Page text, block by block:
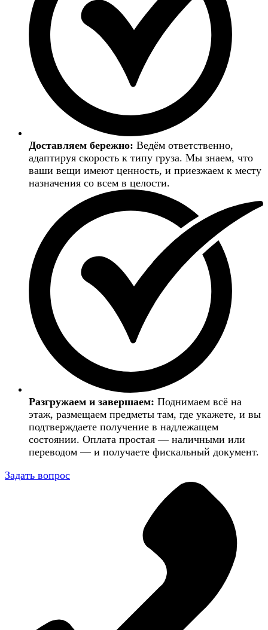
Доставляем бережно: Ведём ответственно,
адаптируя скорость к типу груза. Мы знаем, что
ваши вещи имеют ценность, и приезжаем к месту
назначения со всем в целости.
Разгружаем и завершаем: Поднимаем всё на
этаж, размещаем предметы там, где укажете, и вы
подтверждаете получение в надлежащем
состоянии. Оплата простая — наличными или
переводом — и получаете фискальный документ.
Задать вопрос